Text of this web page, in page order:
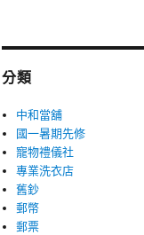
分類
中和當舖
國一暑期先修
寵物禮儀社
專業洗衣店
舊鈔
郵幣
郵票